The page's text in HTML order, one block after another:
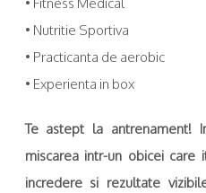
• Fitness Medical
• Nutritie Sportiva
• Practicanta de aerobic
• Experienta in box
Te astept la antrenament!
miscarea intr-un obicei
incredere si rezultate